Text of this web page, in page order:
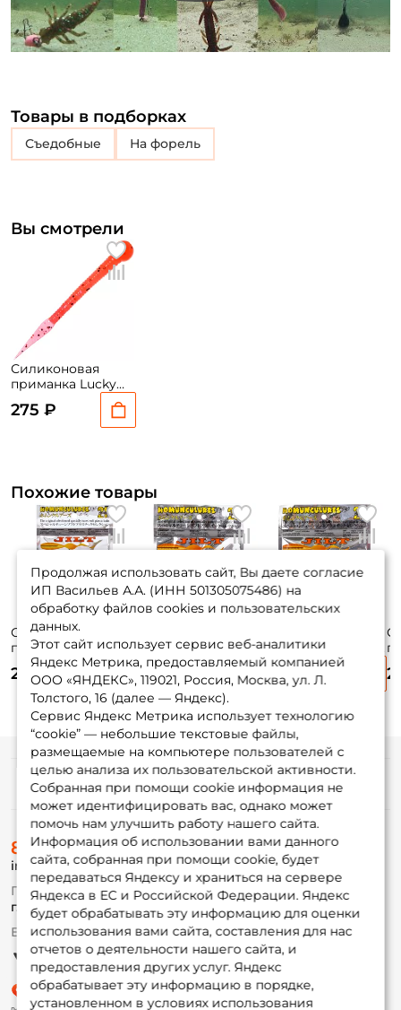
Товары в подборках
съедобные на форель
Вы смотрели
Силиконовая
приманка Lucky
Floating Trout Slug
2.5 52 6.35см. 10шт.
275 ₽
Похожие товары
Силиконовая
приманка Pontoon
21 Homunculures
Jilt 1.5 №113 3.8см.
9шт.
275 ₽
приманка Pontoon
21 Homunculures
Jilt 2 №102 5см.
8шт.
275 ₽
приманка Pontoon
21 Homunculures
Jilt 2 №104 5см.
275 ₽
Продолжая использовать сайт, Вы даете согласие
ИП Васильев А.А. (ИНН 501305075486) на
обработку файлов cookies и пользовательских
данных.
Этот сайт использует сервис веб-аналитики
Яндекс Метрика, предоставляемый компанией
ООО «ЯНДЕКС», 119021, Россия, Москва, ул. Л.
Толстого, 16 (далее — Яндекс).
Сервис Яндекс Метрика использует технологию
“cookie” — небольшие текстовые файлы,
размещаемые на компьютере пользователей с
целью анализа их пользовательской активности.
Собранная при помощи cookie информация не
может идентифицировать вас, однако может
помочь нам улучшить работу нашего сайта.
Информация об использовании вами данного
сайта, собранная при помощи cookie, будет
передаваться Яндексу и храниться на сервере
Яндекса в ЕС и Российской Федерации. Яндекс
будет обрабатывать эту информацию для оценки
использования вами сайта, составления для нас
отчетов о деятельности нашего сайта, и
предоставления других услуг. Яндекс
обрабатывает эту информацию в порядке,
установленном в условиях использования
Информация
О магазине
Доставка
Оплата
Fox-bonus
Гуру
Партнерская программа
8 (495) 532-77-88
info@foxfishing.ru
По вопросам с заказом
г. Москва, ул. Плеханова д.7
Ежедневно 10:00 до 20:00